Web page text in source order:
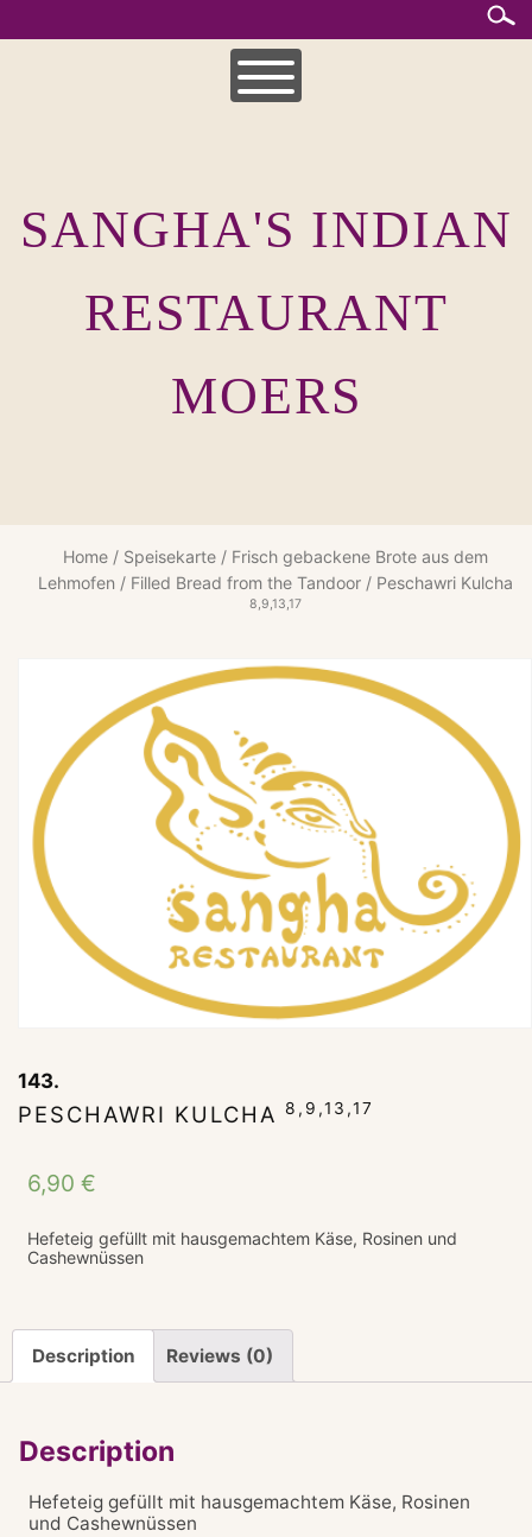
to
UNSERE SPEISEKARTEN
INDISCHE KÜCHE
SANGHA'S INDIAN
RESTAURANT
MOERS
Home / Speisekarte / Frisch gebackene Brote aus dem
Lehmofen / Filled Bread from the Tandoor / Peschawri Kulcha
8,9,13,17
143.
PESCHAWRI KULCHA8,9,13,17
6,90€
Hefeteig gefüllt mit hausgemachtem Käse, Rosinen und
Cashewnüssen
Description Reviews (0)
Description
Hefeteig gefüllt mit hausgemachtem Käse, Rosinen
und Cashewnüssen